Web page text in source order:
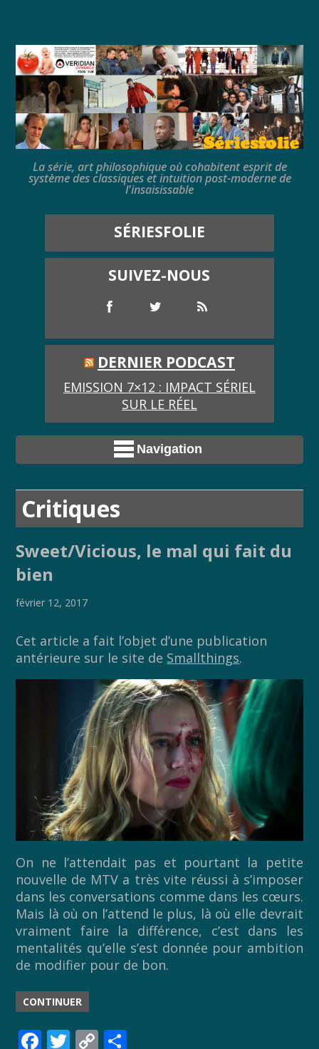
La série, art philosophique où cohabitent esprit de
système des classiques et intuition post-moderne de
l'insaisissable
SÉRIESFOLIE
SUIVEZ-NOUS
DERNIER PODCAST
EMISSION 7×12 : IMPACT SÉRIEL
SUR LE RÉEL
Navigation
Critiques
Sweet/Vicious, le mal qui fait du
bien
février 12, 2017
Cet article a fait l’objet d’une publication
antérieure sur le site de Smallthings.
On ne l’attendait pas et pourtant la petite
nouvelle de MTV a très vite réussi à s’imposer
dans les conversations comme dans les cœurs.
Mais là où on l’attend le plus, là où elle devrait
vraiment faire la différence, c’est dans les
mentalités qu’elle s’est donnée pour ambition
de modifier pour de bon.
CONTINUER
F T C